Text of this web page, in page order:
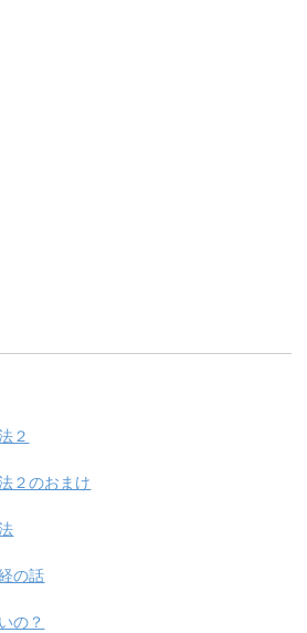
２
２のおまけ
の話
の？